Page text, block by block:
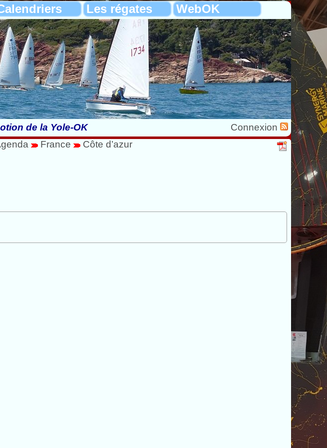
Les régates WebOK
de la Yole-OK
Connexion
France Côte d’azur